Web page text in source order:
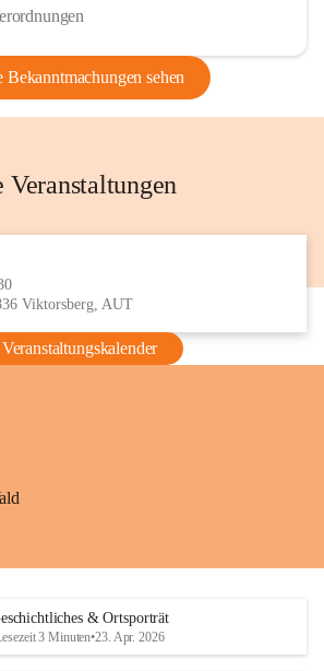
Bekanntmachungen sehen
Viktorsberg, AUT
Veranstaltungskalender
& Ortsporträt
3 Minuten•23. Apr. 2026